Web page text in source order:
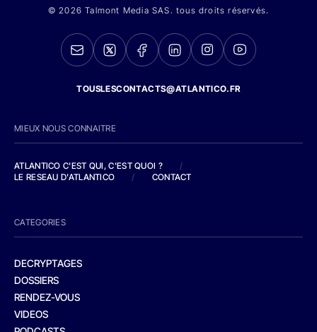
© 2026 Talmont Media SAS. tous droits réservés.
TOUSLESCONTACTS@ATLANTICO.FR
MIEUX NOUS CONNAITRE
ATLANTICO C'EST QUI, C'EST QUOI ?
/
LE RESEAU D'ATLANTICO
/ CONTACT
CATEGORIES
DECRYPTAGES
DOSSIERS
RENDEZ-VOUS
VIDEOS